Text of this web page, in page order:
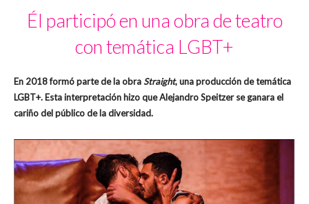
Él participó en una obra de teatro
con temática LGBT+
En 2018 formó parte de la obraStraight, una producción de temática
LGBT+. Esta interpretación hizo que Alejandro Speitzer se ganara el
cariño del público de la diversidad.